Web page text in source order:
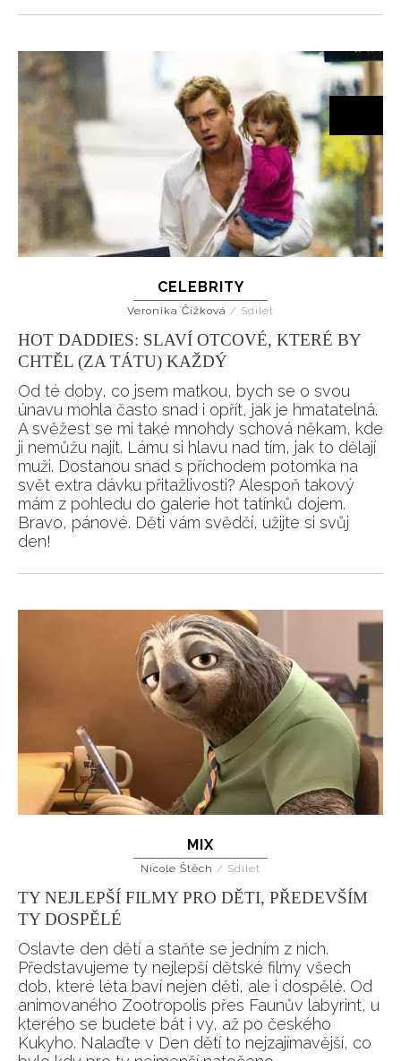
CELEBRITY
Veronika Čížková / Sdílet
HOT DADDIES: SLAVÍ OTCOVÉ, KTERÉ BY
CHTĚL (ZA TÁTU) KAŽDÝ
Od té doby, co jsem matkou, bych se o svou
únavu mohla často snad i opřít, jak je hmatatelná.
A svěžest se mi také mnohdy schová někam, kde
ji nemůžu najít. Lámu si hlavu nad tím, jak to dělají
muži. Dostanou snad s příchodem potomka na
svět extra dávku přitažlivosti? Alespoň takový
mám z pohledu do galerie hot tatínků dojem.
Bravo, pánové. Děti vám svědčí, užijte si svůj
den!
MIX
Nicole Štěch / Sdílet
TY NEJLEPŠÍ FILMY PRO DĚTI, PŘEDEVŠÍM
TY DOSPĚLÉ
Oslavte den dětí a staňte se jedním z nich.
Představujeme ty nejlepší dětské filmy všech
dob, které léta baví nejen děti, ale i dospělé. Od
animovaného Zootropolis přes Faunův labyrint, u
kterého se budete bát i vy, až po českého
Kukyho. Nalaďte v Den dětí to nejzajímavější, co